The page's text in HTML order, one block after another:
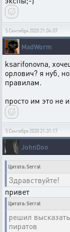
5 Сентября 2020 21:04:07
MadWorm
ksarifonovna,
орлович? я нуб,
правилам.
просто им это не
5 Сентября 2020 21:31:17
JohnDoo
Цитата: Serral
Здравствуйте!
привет
Цитата: Serral
решил
пиратов